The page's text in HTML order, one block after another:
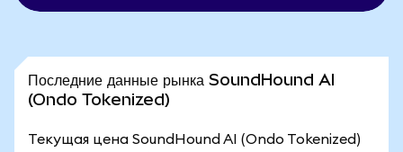
Последние данные рынка SoundHound AI
(Ondo Tokenized)
Текущая цена SoundHound AI (Ondo Tokenized)